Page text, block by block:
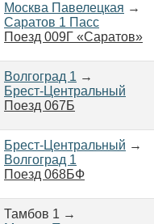
Москва Павелецкая →
Саратов 1 Пасс
Поезд 009Г «Саратов»
Волгоград 1 →
Брест-Центральный
Поезд 067Б
Брест-Центральный →
Волгоград 1
Поезд 068БФ
Тамбов 1 →